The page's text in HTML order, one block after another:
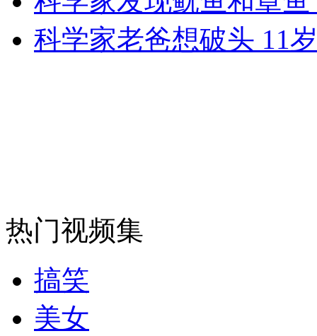
外交部：反对强权政治霸凌主义
走！跟着总书记去植树
消防员救轻生者
科学家老爸想破头 11
热门视频集
搞笑
美女